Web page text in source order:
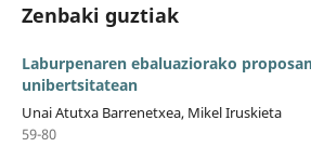
Zenbaki guztiak
Laburpenaren ebaluaziorako
unibertsitatean
Unai Atutxa Barrenetxea, Mikel Iruskieta
59-80